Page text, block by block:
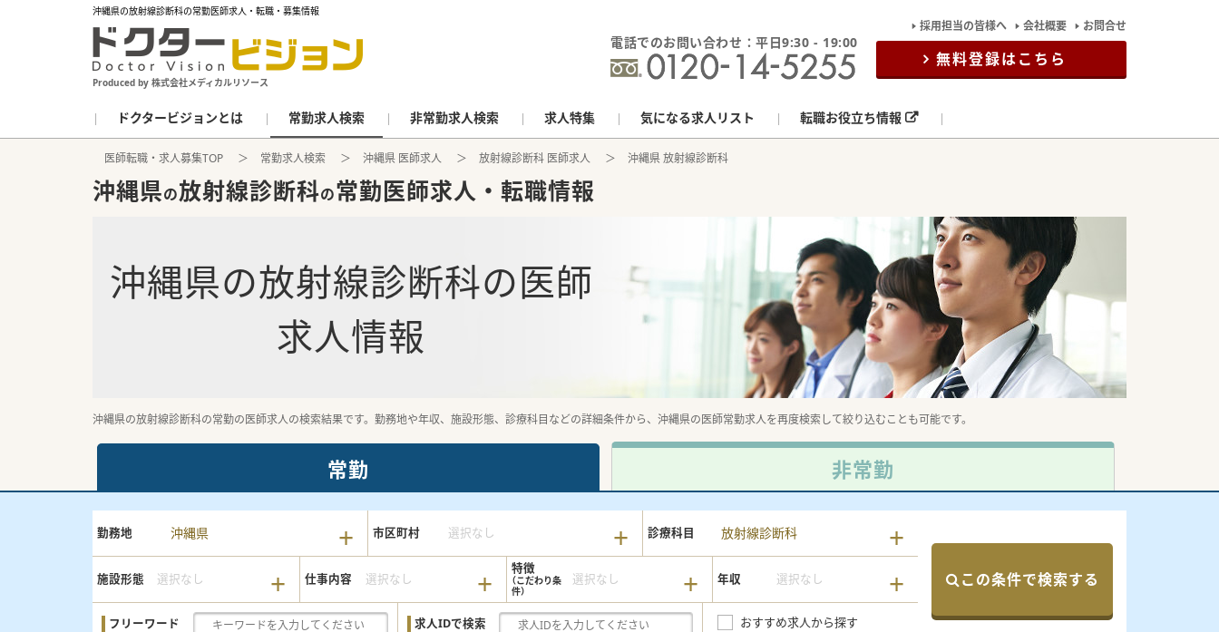
沖縄県の放射線診断科の常勤医師求人・転職・募集情報
Produced by 株式会社メディカルリソース
電話でのお問い合わせ：平日9:30 - 19:00
採用担当の皆様へ 会社概要 お問合せ
無料登録はこちら
ドクタービジョンとは 常勤求人検索 非常勤求人検索 求人特集 気になる求人リスト 転職お役立ち情報
医師転職・求人募集TOP 常勤求人検索 沖縄県 医師求人 放射線診断科 医師求人 沖縄県 放射線診断科
沖縄県の放射線診断科の常勤医師求人・転職情報
沖縄県の放射線診断科の医師
求人情報
沖縄県の放射線診断科の常勤の医師求人の検索結果です。勤務地や年収、施設形態、診療科目などの詳細条件から、沖縄県の医師常勤求人を再度検索して絞り込むことも可能です。
常勤 非常勤
勤務地 沖縄県 市区町村 選択なし 診療科目 放射線診断科
施設形態 選択なし 仕事内容 選択なし
特徴
選択なし 年収 選択なし
フリーワード 求人IDで検索 おすすめ求人から探す
この条件で検索する